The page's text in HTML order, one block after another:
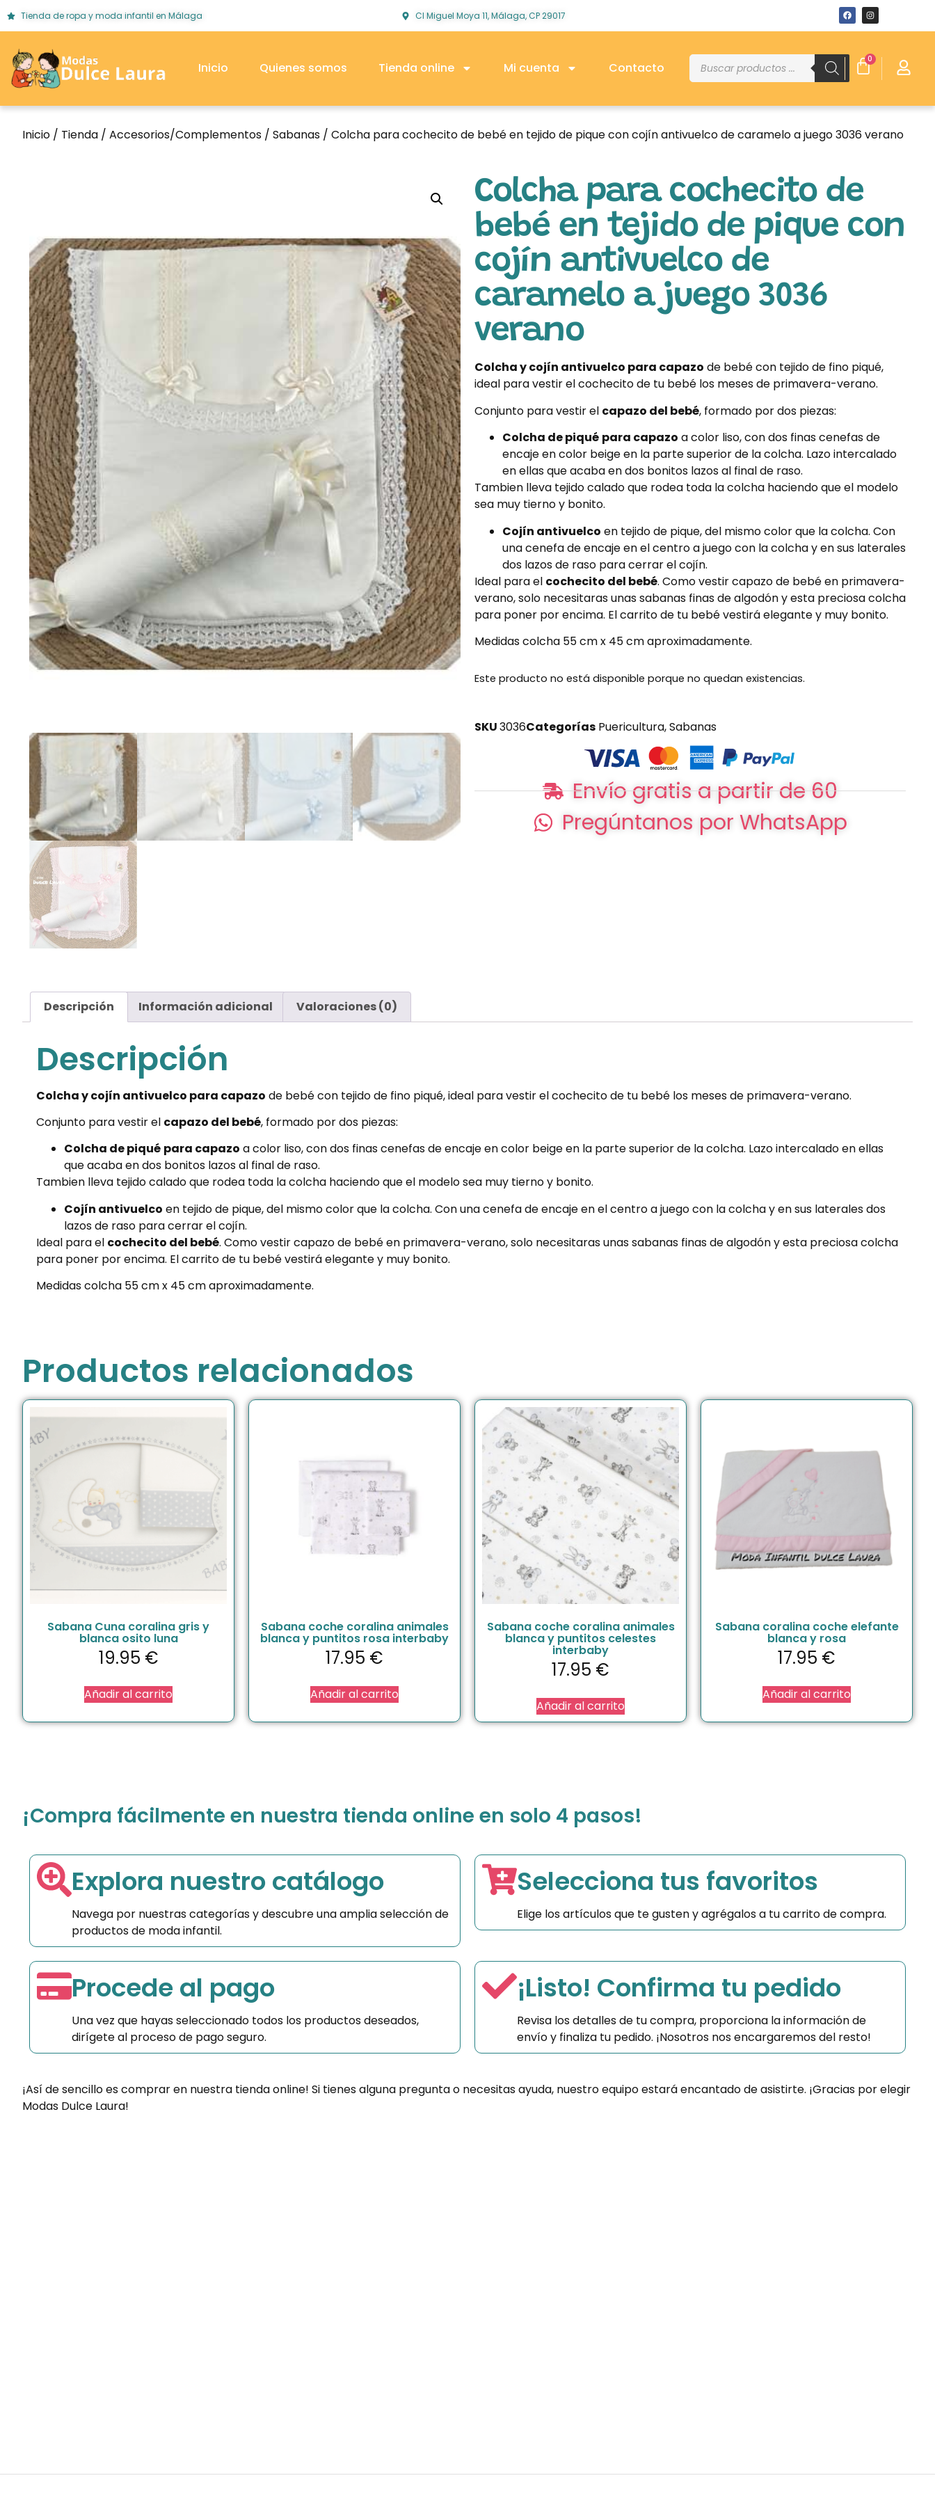
Tienda de ropa y moda infantil en Málaga Cl Miguel Moya 11, Málaga, CP 29017
Inicio Quienes somos Tienda online Mi cuenta Contacto
0
Inicio / Tienda / Accesorios/Complementos / Sabanas / Colcha para cochecito de bebé en tejido de pique con cojín antivuelco de caramelo a juego 3036 verano
Colcha para cochecito de
bebé en tejido de pique con
cojín antivuelco de
caramelo a juego 3036
verano
Colcha y cojín antivuelco para capazo de bebé con tejido de fino piqué,
ideal para vestir el cochecito de tu bebé los meses de primavera-verano.
Conjunto para vestir el capazo del bebé, formado por dos piezas:
Colcha de piqué para capazo a color liso, con dos finas cenefas de
encaje en color beige en la parte superior de la colcha. Lazo intercalado
en ellas que acaba en dos bonitos lazos al final de raso.
Tambien lleva tejido calado que rodea toda la colcha haciendo que el modelo
sea muy tierno y bonito.
Cojín antivuelco en tejido de pique, del mismo color que la colcha. Con
una cenefa de encaje en el centro a juego con la colcha y en sus laterales
dos lazos de raso para cerrar el cojín.
Ideal para el cochecito del bebé. Como vestir capazo de bebé en primavera-
verano, solo necesitaras unas sabanas finas de algodón y esta preciosa colcha
para poner por encima. El carrito de tu bebé vestirá elegante y muy bonito.
Medidas colcha 55 cm x 45 cm aproximadamente.
Este producto no está disponible porque no quedan existencias.
SKU3036Categorías Puericultura,Sabanas
Envío gratis a partir de 60
Pregúntanos por WhatsApp
Descripción Información adicional Valoraciones (0)
Descripción
Colcha y cojín antivuelco para capazo de bebé con tejido de fino piqué, ideal para vestir el cochecito de tu bebé los meses de primavera-verano.
Conjunto para vestir el capazo del bebé, formado por dos piezas:
Colcha de piqué para capazo a color liso, con dos finas cenefas de encaje en color beige en la parte superior de la colcha. Lazo intercalado en ellas
que acaba en dos bonitos lazos al final de raso.
Tambien lleva tejido calado que rodea toda la colcha haciendo que el modelo sea muy tierno y bonito.
Cojín antivuelco en tejido de pique, del mismo color que la colcha. Con una cenefa de encaje en el centro a juego con la colcha y en sus laterales dos
lazos de raso para cerrar el cojín.
Ideal para el cochecito del bebé. Como vestir capazo de bebé en primavera-verano, solo necesitaras unas sabanas finas de algodón y esta preciosa colcha
para poner por encima. El carrito de tu bebé vestirá elegante y muy bonito.
Medidas colcha 55 cm x 45 cm aproximadamente.
Productos relacionados
Sabana Cuna coralina gris y
blanca osito luna
19.95 €
Añadir al carrito
Sabana coche coralina animales
blanca y puntitos rosa interbaby
17.95 €
Añadir al carrito
Sabana coche coralina animales
blanca y puntitos celestes
interbaby
17.95 €
Añadir al carrito
Sabana coralina coche elefante
blanca y rosa
17.95 €
Añadir al carrito
¡Compra fácilmente en nuestra tienda online en solo 4 pasos!
Explora nuestro catálogo
Navega por nuestras categorías y descubre una amplia selección de
productos de moda infantil.
Selecciona tus favoritos
Elige los artículos que te gusten y agrégalos a tu carrito de compra.
Procede al pago
Una vez que hayas seleccionado todos los productos deseados,
dirígete al proceso de pago seguro.
¡Listo! Confirma tu pedido
Revisa los detalles de tu compra, proporciona la información de
envío y finaliza tu pedido. ¡Nosotros nos encargaremos del resto!
¡Así de sencillo es comprar en nuestra tienda online! Si tienes alguna pregunta o necesitas ayuda, nuestro equipo estará encantado de asistirte. ¡Gracias por elegir
Modas Dulce Laura!